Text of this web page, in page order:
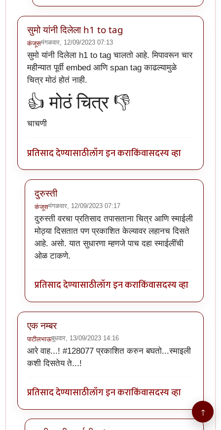
सुमो यांनी दिलेला h1 to tag
कंजूसमंगळवार, 12/09/2023 07:13
सुमो यांनी दिलेला h1 to tag चालतो आहे. मिपावरून चार
महीन्यात पूर्वी embed आणि span tag काढल्यामुळे
चित्र मोठं होतं नाही.
👍 मोठं चित्र 👎
चाचणी
प्रतिसाद देण्यासाठीलॉग इन कराकिंवासदस्य व्हा
दुरुस्ती
कंजूसमंगळवार, 12/09/2023 07:17
In reply to सुमो यांनी दिलेला h1 to tagbyकंजूस
दुरुस्ती वरचा प्रतिसाद तपासताना चित्र आणि स्माईली
मोठ्या दिसतात पण प्रकाशित केल्यावर लहानच दिसते
आहे. असो. यात सुधारणा म्हणजे पाच दहा स्माईलींची
ओळ टाकणे.
प्रतिसाद देण्यासाठीलॉग इन कराकिंवासदस्य व्हा
एक नम्बर
पाटीलभाऊबुधवार, 13/09/2023 14:16
आरे वाह...! #128077 प्रकाशित करुन बघतो...स्माइली
कशी दिसतेय ते...!
प्रतिसाद देण्यासाठीलॉग इन कराकिंवासदस्य व्हा
↑